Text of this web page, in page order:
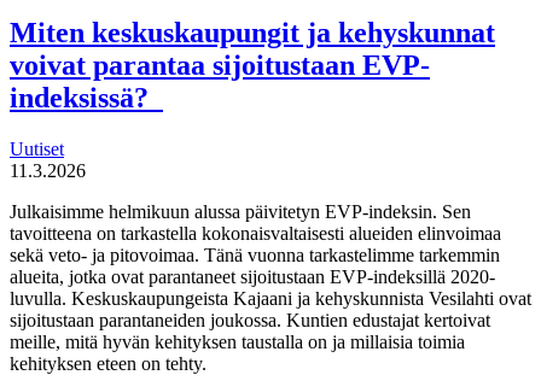
tekijät haluaa
uudistaa
maahanmuuttopolitiikkaa
Miten keskuskaupungit ja kehyskunnat
voivat parantaa sijoitustaan EVP-
indeksissä?
Uutiset
11.3.2026
Julkaisimme helmikuun alussa päivitetyn EVP-indeksin. Sen
tavoitteena on tarkastella kokonaisvaltaisesti alueiden elinvoimaa
sekä veto- ja pitovoimaa. Tänä vuonna tarkastelimme tarkemmin
alueita, jotka ovat parantaneet sijoitustaan EVP-indeksillä 2020-
luvulla. Keskuskaupungeista Kajaani ja kehyskunnista Vesilahti ovat
sijoitustaan parantaneiden joukossa. Kuntien edustajat kertoivat
meille, mitä hyvän kehityksen taustalla on ja millaisia toimia
kehityksen eteen on tehty.